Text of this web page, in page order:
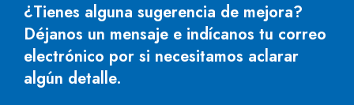
¿Tienes alguna sugerencia de mejora?
Déjanos un mensaje e indícanos tu correo
electrónico por si necesitamos aclarar
algún detalle.